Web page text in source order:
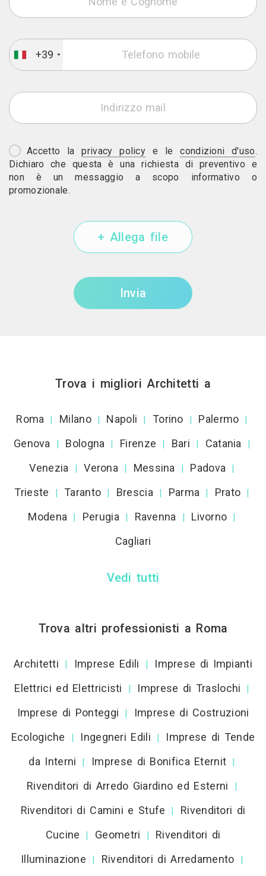
+39
Accetto laprivacy policy e lecondizioni d'uso.
Dichiaro che questa è una richiesta di preventivo e
non è un messaggio a scopo informativo o
promozionale.
+ Allega file
Invia
Trova i migliori Architetti a
Roma | Milano | Napoli | Torino | Palermo |
Genova | Bologna | Firenze | Bari | Catania |
Venezia | Verona | Messina | Padova |
Trieste | Taranto | Brescia | Parma | Prato |
Modena | Perugia | Ravenna | Livorno |
Cagliari
Vedi tutti
Trova altri professionisti a Roma
Architetti | Imprese Edili |
Imprese di Impianti
Elettrici ed Elettricisti
| Imprese di Traslochi |
Imprese di Ponteggi |
Imprese di Costruzioni
Ecologiche
| Ingegneri Edili |
Imprese di Tende
da Interni
| Imprese di Bonifica Eternit |
Rivenditori di Arredo Giardino ed Esterni |
Rivenditori di Camini e Stufe |
Rivenditori di
Cucine
| Geometri |
Rivenditori di
Illuminazione
| Rivenditori di Arredamento |